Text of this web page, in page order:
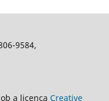
9584,
a licença Creative